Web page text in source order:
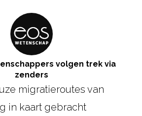
volgen trek via
zenders
migratieroutes van
in kaart gebracht